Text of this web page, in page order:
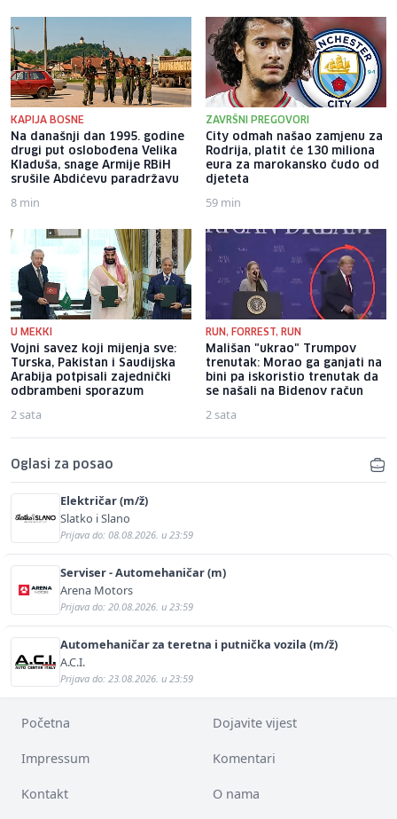
KAPIJA BOSNE
Na današnji dan 1995. godine
drugi put oslobođena Velika
Kladuša, snage Armije RBiH
srušile Abdićevu paradržavu
8 min
ZAVRŠNI PREGOVORI
City odmah našao zamjenu za
Rodrija, platit će 130 miliona
eura za marokansko čudo od
djeteta
59 min
U MEKKI
Vojni savez koji mijenja sve:
Turska, Pakistan i Saudijska
Arabija potpisali zajednički
odbrambeni sporazum
2 sata
RUN, FORREST, RUN
Mališan "ukrao" Trumpov
trenutak: Morao ga ganjati na
bini pa iskoristio trenutak da
se našali na Bidenov račun
2 sata
Oglasi za posao
Električar (m/ž)
Slatko i Slano
Prijava do: 08.08.2026. u 23:59
Serviser - Automehaničar (m)
Arena Motors
Prijava do: 20.08.2026. u 23:59
Automehaničar za teretna i putnička vozila (m/ž)
A.C.I.
Prijava do: 23.08.2026. u 23:59
Početna Dojavite vijest
Impressum Komentari
Kontakt O nama